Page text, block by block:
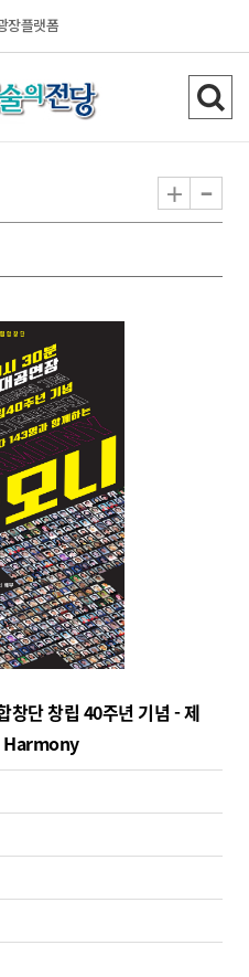
장플랫폼
군
산
검
색
기
+ -
창단 창립 40주년 기념 - 제
Harmony